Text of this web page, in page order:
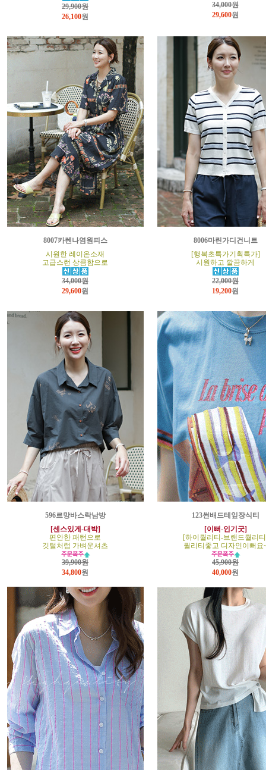
29,900원
26,100원
34,000원
29,600원
8007카렌나염원피스
시원한 레이온소재
고급스런 상큼함으로
34,000원
29,600원
8006마린가디건니트
[행복초특가기획특가]
시원하고 깔끔하게
22,000원
19,200원
596르망바스락남방
[센스있게-대박]
편안한 패턴으로
깃털처럼 가벼운셔츠
39,900원
34,800원
123썬배드테잎장식티
[이뻐-인기굿]
[하이퀄리티-브랜드퀄리
퀄리티좋고 디자인이뻐요
45,900원
40,000원